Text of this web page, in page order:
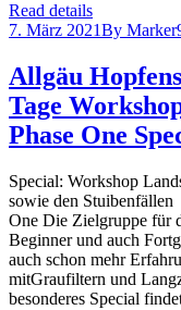
Read details
7. März 2021By
Allgäu
Tage
Phase One
Special: Workshop
sowie den
One Die Zielgruppe für
Beginner und auch
auch schon mehr
mitGraufiltern und
besonderes Special